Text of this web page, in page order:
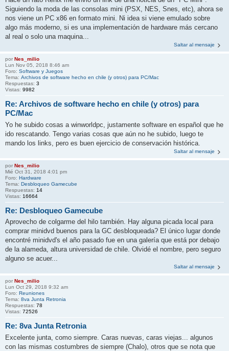
Siguiendo la moda de las consolas mini (PSX, NES, Snes, etc), ahora se
nos viene un PC x86 en formato mini. Ni idea si viene emulado sobre
algo más moderno, si es una implementación de hardware más cercano
al real o solo una maquina...
Saltar al mensaje
por Nes_milio
Lun Nov 05, 2018 8:46 am
Foro: Software y Juegos
Tema: Archivos de software hecho en chile (y otros) para PC/Mac
Respuestas: 3
Vistas: 9982
Re: Archivos de software hecho en chile (y otros) para
PC/Mac
Yo he subido cosas a winworldpc, justamente software en español que he
ido rescatando. Tengo varias cosas que aún no he subido, luego te
mando los links, pero es buen ejercicio de conservación histórica.
Saltar al mensaje
por Nes_milio
Mié Oct 31, 2018 4:01 pm
Foro: Hardware
Tema: Desbloqueo Gamecube
Respuestas: 14
Vistas: 16664
Re: Desbloqueo Gamecube
Aprovecho de colgarme del hilo también. Hay alguna picada local para
comprar minidvd buenos para la GC desbloqueada? El único lugar donde
encontré minidvd's el año pasado fue en una galería que está por debajo
de la alameda, altura universidad de chile. Olvidé el nombre, pero seguro
alguno se acuer...
Saltar al mensaje
por Nes_milio
Lun Oct 29, 2018 9:32 am
Foro: Reuniones
Tema: 8va Junta Retronia
Respuestas: 78
Vistas: 72526
Re: 8va Junta Retronia
Excelente junta, como siempre. Caras nuevas, caras viejas... algunos
con las mismas costumbres de siempre (Chalo), otros que se nota que